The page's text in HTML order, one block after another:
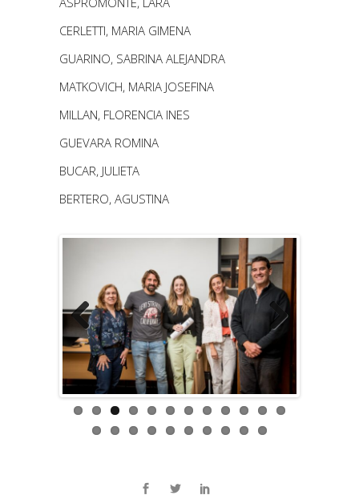
CERLETTI, MARIA GIMENA
GUARINO, SABRINA ALEJANDRA
MATKOVICH, MARIA JOSEFINA
MILLAN, FLORENCIA INES
GUEVARA ROMINA
BUCAR, JULIETA
BERTERO, AGUSTINA
Previous Next